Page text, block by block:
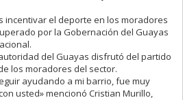
incentivar el deporte en los moradores
por la Gobernación del Guayas
del Guayas disfrutó del partido
los moradores del sector.
ayudando a mi barrio, fue muy
usted» mencionó Cristian Murillo,